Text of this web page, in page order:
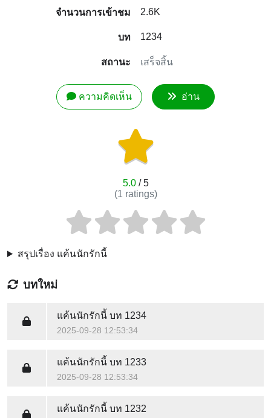
จำนวนการเข้าชม 2.6K
บท 1234
สถานะ เสร็จสิ้น
ความคิดเห็น อ่าน
5.0/ 5
(1 ratings)
สรุปเรื่อง แค้นนักรักนี้
บทใหม่
แค้นนักรักนี้บท 1234
2025-09-28 12:53:34
แค้นนักรักนี้บท 1233
2025-09-28 12:53:34
แค้นนักรักนี้บท 1232